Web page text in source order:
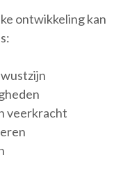
ontwikkeling kan
veerkracht